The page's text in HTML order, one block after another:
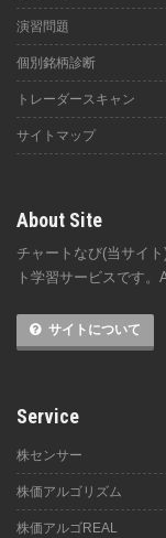
演習問題
個別銘柄診断
トレーダースキャン
サイトマップ
About Site
チャートなび(当サイ
ト学習サービスです。
サイトについて
Service
株センサー
株価アルゴリズム
株価アルゴREAL